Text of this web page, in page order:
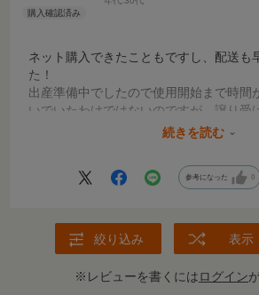
ネット購入できたこともですし、配送も
た！
出産準備中でしたので使用開始まで時間
いでいたわけではないのですが、譲り受
に対してもきちっと調べて不足パーツを
続きを読む
参考になった 0
絞り込み 表示
※レビューを書くにはログイン